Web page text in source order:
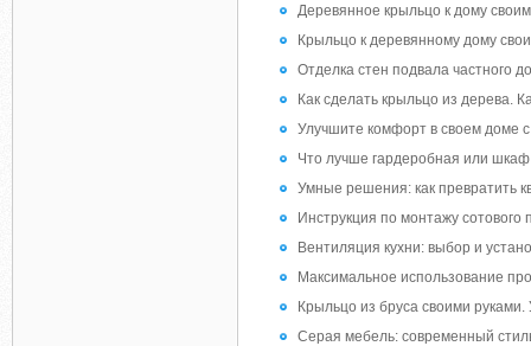
Деревянное крыльцо к дому
Крыльцо к деревянному дому
Отделка стен подвала частного
Как сделать крыльцо из дерева.
Улучшите комфорт в своем доме
Что лучше гардеробная или
Умные решения: как превратить
Инструкция по монтажу
Вентиляция кухни: выбор и
Максимальное использование
Крыльцо из бруса своими руками.
Серая мебель: современный